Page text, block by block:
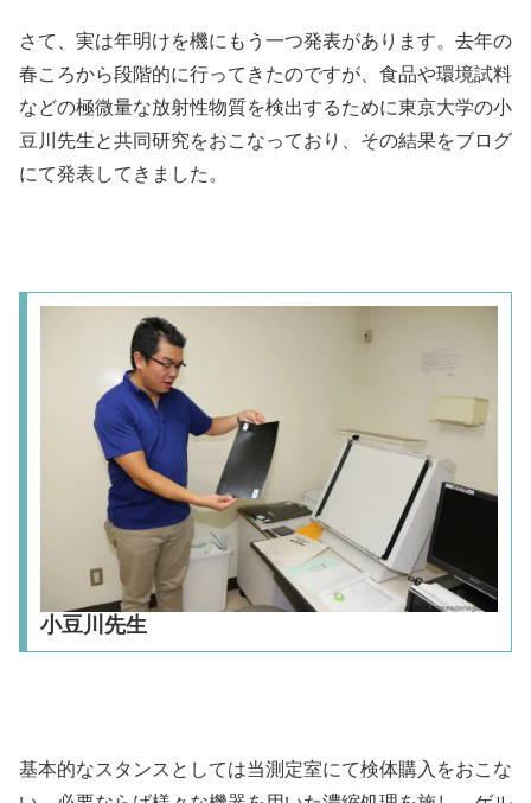
さて、実は年明けを機にもう一つ発表があります。去年の
春ころから段階的に行ってきたのですが、食品や環境試料
などの極微量な放射性物質を検出するために東京大学の小
豆川先生と共同研究をおこなっており、その結果をブログ
にて発表してきました。
小豆川先生
基本的なスタンスとしては当測定室にて検体購入をおこな